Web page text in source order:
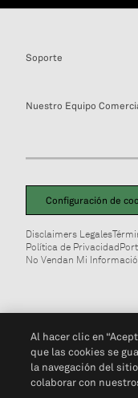
Soporte
Nuestro Equipo
Configuración de
Disclaimers Legales
Política de Privacidad
No Vendan Mi
Al hacer clic en
que las cookies se
la navegación del
colaborar con